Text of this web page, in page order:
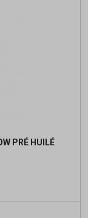
PRÉ HUILÉ